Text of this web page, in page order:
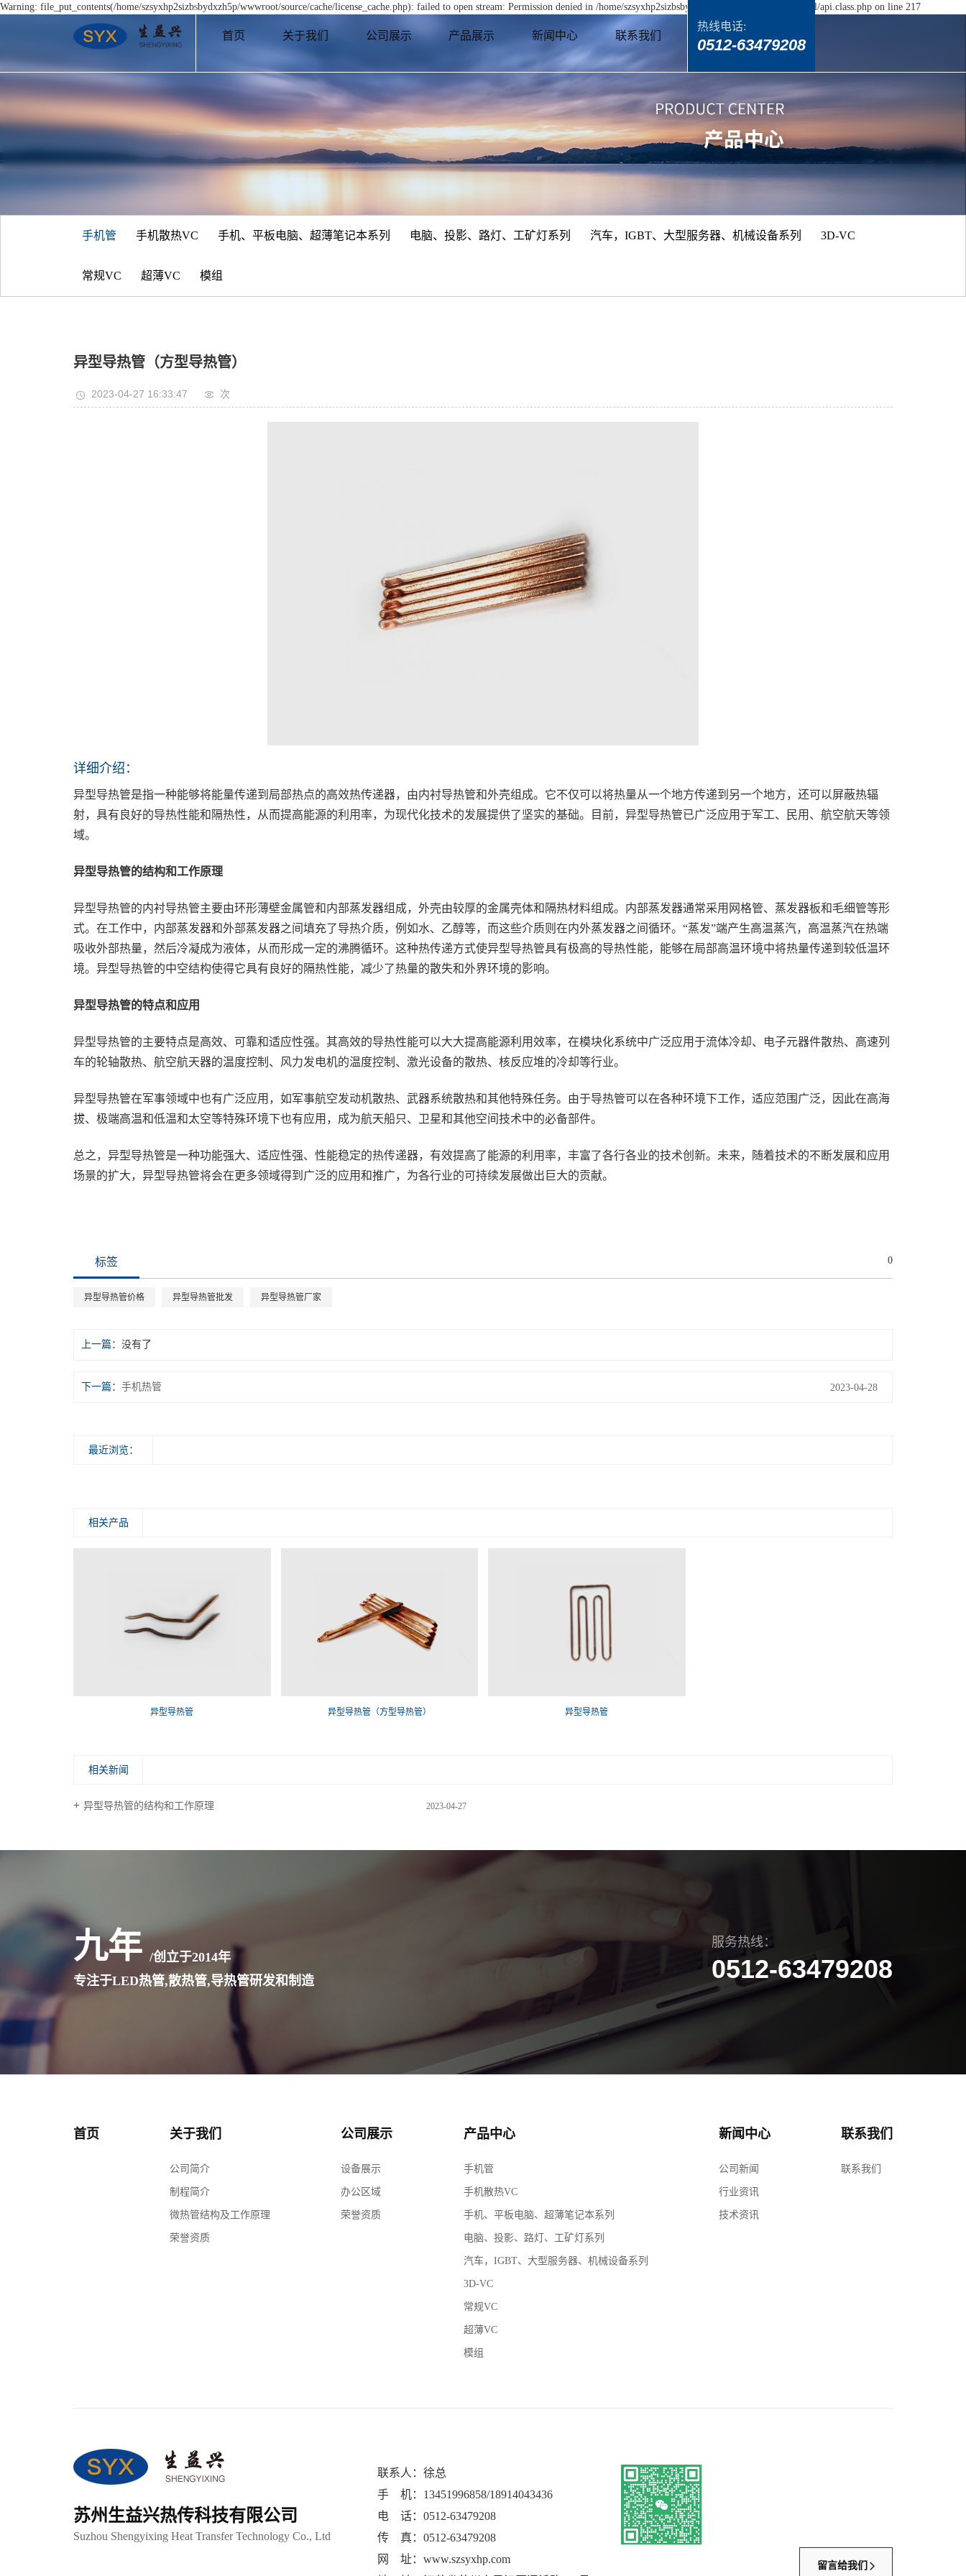
Warning: file_put_contents(/home/szsyxhp2sizbsbydxzh5p/wwwroot/source/cache/license_cache.php): failed to open stream: Permission denied in /home/szsyxhp2sizbsbydxzh5p/wwwroot/source/model/api.class.php on line 217
首页 关于我们 公司展示 产品展示 新闻中心 联系我们
热线电话:
0512-63479208
手机管 手机散热VC 手机、平板电脑、超薄笔记本系列 电脑、投影、路灯、工矿灯系列 汽车，IGBT、大型服务器、机械设备系列 3D-VC
常规VC 超薄VC 模组
异型导热管（方型导热管）
2023-04-27 16:33:47 次
详细介绍：
异型导热管是指一种能够将能量传递到局部热点的高效热传递器，由内衬导热管和外壳组成。它不仅可以将热量从一个地方传递到另一个地方，还可以屏蔽热辐
射，具有良好的导热性能和隔热性，从而提高能源的利用率，为现代化技术的发展提供了坚实的基础。目前，异型导热管已广泛应用于军工、民用、航空航天等领
域。
异型导热管的结构和工作原理
异型导热管的内衬导热管主要由环形薄壁金属管和内部蒸发器组成，外壳由较厚的金属壳体和隔热材料组成。内部蒸发器通常采用网格管、蒸发器板和毛细管等形
式。在工作中，内部蒸发器和外部蒸发器之间填充了导热介质，例如水、乙醇等，而这些介质则在内外蒸发器之间循环。“蒸发”端产生高温蒸汽，高温蒸汽在热端
吸收外部热量，然后冷凝成为液体，从而形成一定的沸腾循环。这种热传递方式使异型导热管具有极高的导热性能，能够在局部高温环境中将热量传递到较低温环
境。异型导热管的中空结构使得它具有良好的隔热性能，减少了热量的散失和外界环境的影响。
异型导热管的特点和应用
异型导热管的主要特点是高效、可靠和适应性强。其高效的导热性能可以大大提高能源利用效率，在模块化系统中广泛应用于流体冷却、电子元器件散热、高速列
车的轮轴散热、航空航天器的温度控制、风力发电机的温度控制、激光设备的散热、核反应堆的冷却等行业。
异型导热管在军事领域中也有广泛应用，如军事航空发动机散热、武器系统散热和其他特殊任务。由于导热管可以在各种环境下工作，适应范围广泛，因此在高海
拔、极端高温和低温和太空等特殊环境下也有应用，成为航天船只、卫星和其他空间技术中的必备部件。
总之，异型导热管是一种功能强大、适应性强、性能稳定的热传递器，有效提高了能源的利用率，丰富了各行各业的技术创新。未来，随着技术的不断发展和应用
场景的扩大，异型导热管将会在更多领域得到广泛的应用和推广，为各行业的可持续发展做出巨大的贡献。
标签 0
异型导热管价格 异型导热管批发 异型导热管厂家
上一篇： 没有了
下一篇： 手机热管 2023-04-28
最近浏览：
相关产品
异型导热管 异型导热管（方型导热管） 异型导热管
相关新闻
异型导热管的结构和工作原理 2023-04-27
九年 /创立于2014年
专注于LED热管,散热管,导热管研发和制造
服务热线：
0512-63479208
首页 关于我们
公司简介
制程简介
微热管结构及工作原理
荣誉资质
公司展示
设备展示
办公区域
荣誉资质
产品中心
手机管
手机散热VC
手机、平板电脑、超薄笔记本系列
电脑、投影、路灯、工矿灯系列
汽车，IGBT、大型服务器、机械设备系列
3D-VC
常规VC
超薄VC
模组
新闻中心
公司新闻
行业资讯
技术资讯
联系我们
联系我们
苏州生益兴热传科技有限公司
Suzhou Shengyixing Heat Transfer Technology Co., Ltd
联系人：徐总
手 机：13451996858/18914043436
电 话：0512-63479208
传 真：0512-63479208
网 址：www.szsyxhp.com
留言给我们